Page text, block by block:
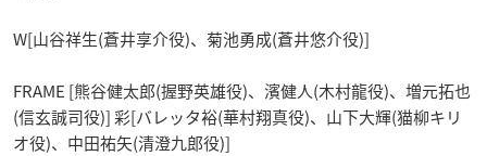
W[山谷祥生(蒼井享介役)、菊池勇成(蒼井悠介役)]
FRAME [熊谷健太郎(握野英雄役)、濱健人(木村龍役)、増元拓也
(信玄誠司役)] 彩[バレッタ裕(華村翔真役)、山下大輝(猫柳キリ
オ役)、中田祐矢(清澄九郎役)]